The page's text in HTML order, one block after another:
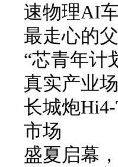
速物理AI
最走心的
“芯青年计
真实产业
长城炮
市场
盛夏启幕